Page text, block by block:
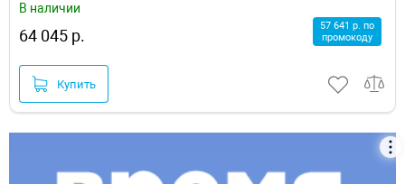
В наличии
64 045 р.
57 641 р. по
промокоду
Купить